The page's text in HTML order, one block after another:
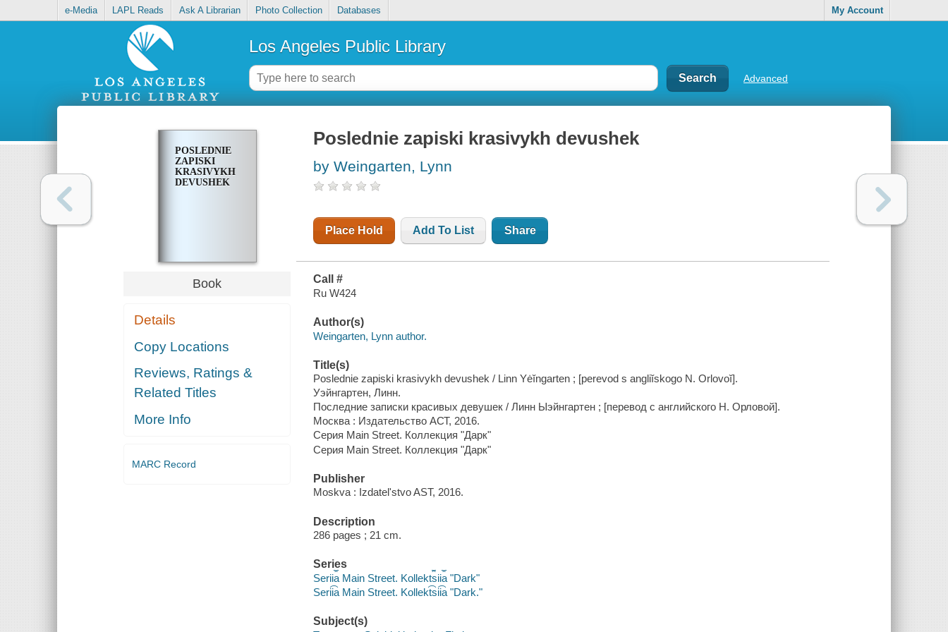
e-Media LAPL Reads Ask A Librarian Photo Collection Databases My Account
Los Angeles Public Library
Advanced
POSLEDNIE
ZAPISKI
KRASIVYKH
DEVUSHEK
Book
Details
Copy Locations
Reviews, Ratings &
Related Titles
More Info
MARC Record
Poslednie zapiski krasivykh devushek
by Weingarten, Lynn
Place Hold Add To List Share
Call #
Ru W424
Author(s)
Weingarten, Lynn author.
Title(s)
Poslednie zapiski krasivykh devushek / Linn Yėĭngarten ; [perevod s angliĭskogo N. Orlovoĭ].
Уэйнгартен, Линн.
Последние записки красивых девушек / Линн Ыэйнгартен ; [перевод с английского Н. Орловой].
Москва : Издательство АСТ, 2016.
Серия Main Street. Коллекция "Дарк"
Серия Main Street. Коллекция "Дарк"
Publisher
Moskva : Izdatelʹstvo AST, 2016.
Description
286 pages ; 21 cm.
Series
Serii︠a︡ Main Street. Kollekt︠s︡ii︠a︡ "Dark"
Serii͡a Main Street. Kollekt͡sii͡a "Dark."
Subject(s)